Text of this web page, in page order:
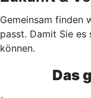
Gemeinsam finden
passt. Damit Sie
können.
Das